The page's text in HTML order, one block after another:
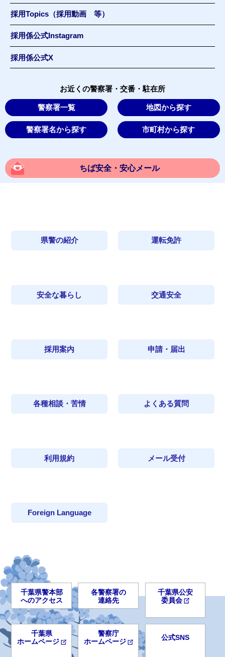
採用Topics（採用動画 等）
採用係公式Instagram
採用係公式X
お近くの警察署・交番・駐在所
警察署一覧 地図から探す
警察署名から探す 市町村から探す
ちば安全・安心メール
県警の紹介 運転免許
安全な暮らし 交通安全
採用案内 申請・届出
各種相談・苦情 よくある質問
利用規約 メール受付
Foreign Language
千葉県警本部
へのアクセス
各警察署の
連絡先
千葉県公安
委員会
千葉県
ホームページ
警察庁
ホームページ
公式SNS